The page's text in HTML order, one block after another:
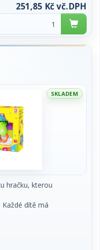
251,85 Kč vč.DPH
SKLADEM
hračku, kterou
dítě má
roztomilými
a